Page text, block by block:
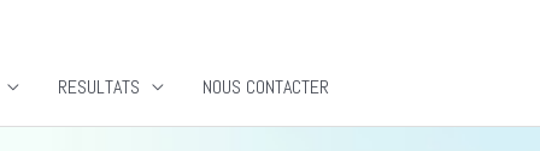
RESULTATS NOUS CONTACTER